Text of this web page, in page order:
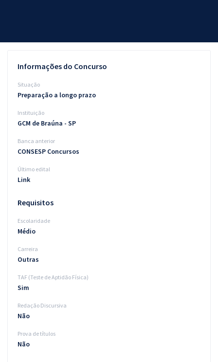
Questões grátis
Blog
Aprovados
Atendimento
Informações do Concurso
Situação
Preparação a longo prazo
Instituição
GCM de Braúna - SP
Banca anterior
CONSESP Concursos
Último edital
Link
Requisitos
Escolaridade
Médio
Carreira
Outras
TAF (Teste de Aptidão Física)
Sim
Redação Discursiva
Não
Prova de títulos
Não